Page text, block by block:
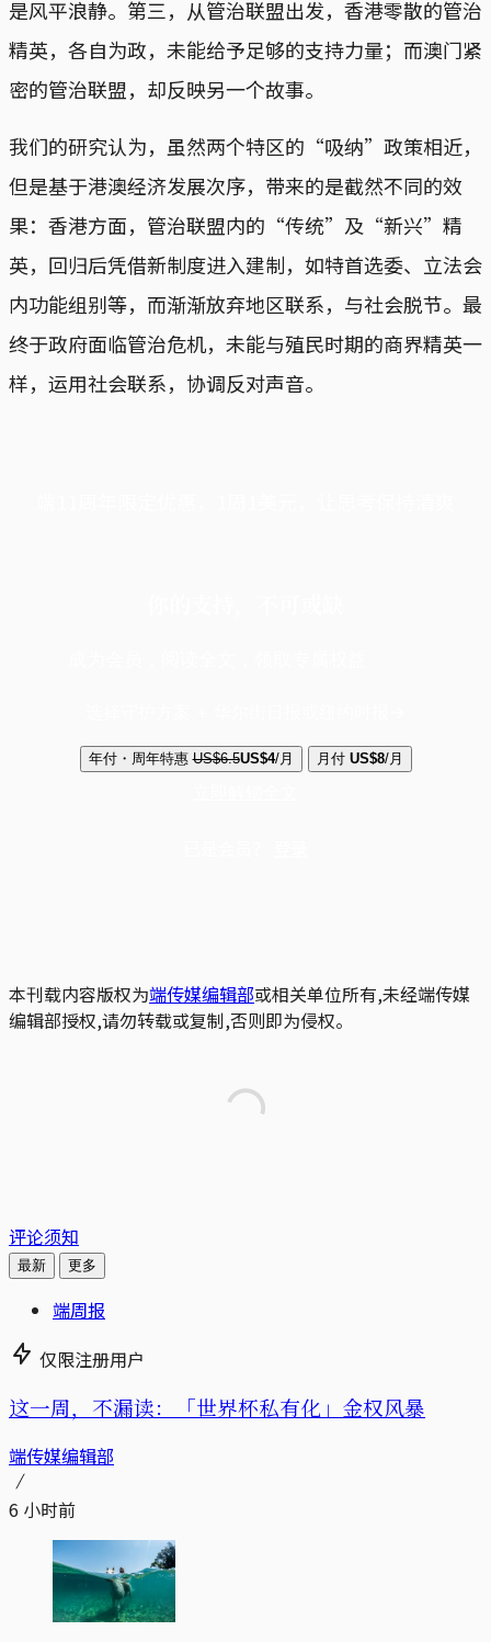
是风平浪静。第三，从管治联盟出发，香港零散的管治
精英，各自为政，未能给予足够的支持力量；而澳门紧
密的管治联盟，却反映另一个故事。
我们的研究认为，虽然两个特区的“吸纳”政策相近，
但是基于港澳经济发展次序，带来的是截然不同的效
果：香港方面，管治联盟内的“传统”及“新兴”精
英，回归后凭借新制度进入建制，如特首选委、立法会
内功能组别等，而渐渐放弃地区联系，与社会脱节。最
终于政府面临管治危机，未能与殖民时期的商界精英一
样，运用社会联系，协调反对声音。
年付・周年特惠 US$6.5US$4/月 月付 US$8/月
本刊载内容版权为端传媒编辑部或相关单位所有,未经端传媒
编辑部授权,请勿转载或复制,否则即为侵权。
评论须知
最新 更多
端周报
仅限注册用户
这一周，不漏读：「世界杯私有化」金权风暴
端传媒编辑部
6 小时前